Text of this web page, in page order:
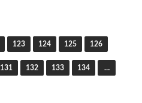
123 124 125 126
131 132 133 134 …